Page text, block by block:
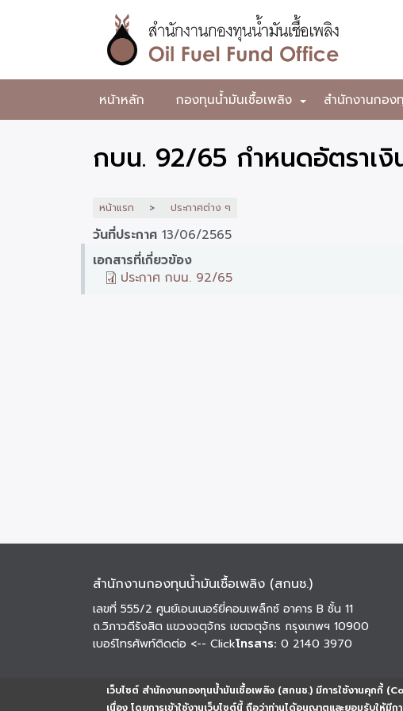
เว็บไซต์ สำนักงานกองทุนน้ำมันเชื้อเพลิง (สกนช.) มีการใช้งานคุกกี้
เนื่อง โดยการเข้าใช้งานเว็บไซต์นี้ ถือว่าท่านได้อนุญาตและยอมรับให้
หลัก
สำนักงาน
กองทุน
น้ำมัน
เพลิง
หน้าหลัก +
กองทุนน้ำมันเชื้อเพลิง สำนักงานกอง
กบน. 92/65 กำหนดอัตราเ
หน้าแรก ประกาศต่าง ๆ
วันที่ประกาศ 13/06/2565
เอกสารที่เกี่ยวข้อง
ประกาศ กบน. 92/65
สำนักงานกองทุนน้ำมันเชื้อเพลิง (สกนช.)
เลขที่ 555/2 ศูนย์เอนเนอร์ยี่คอมเพล็กซ์ อาคาร B ชั้น 11
ถ.วิภาวดีรังสิต แขวงจตุจักร เขตจตุจักร กรุงเทพฯ 10900
เบอร์โทรศัพท์ติดต่อ <-- Clickโทรสาร: 0 2140 3970